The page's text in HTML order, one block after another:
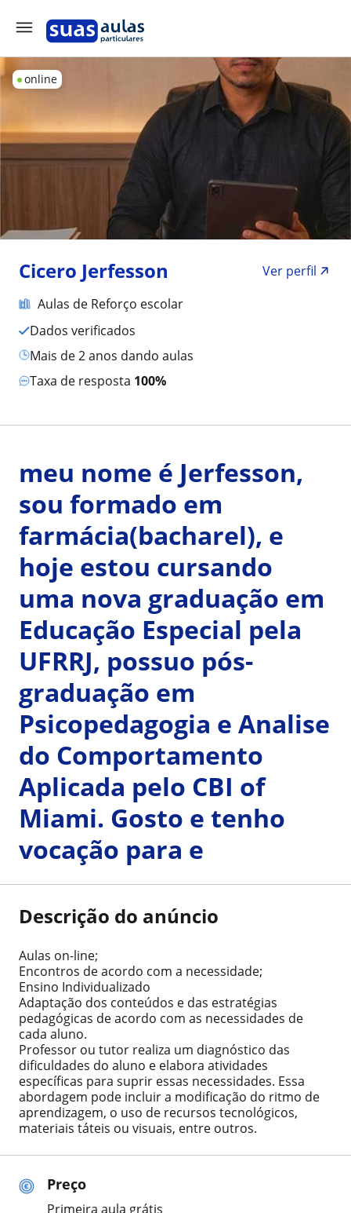
online
Cicero Jerfesson
Ver perfil
Aulas de Reforço escolar
Dados verificados
mais de 2 anos dando aulas
Taxa de resposta 100%
Preço
Primeira aula grátis
meu nome é Jerfesson,
sou formado em
farmácia(bacharel), e
hoje estou cursando
uma nova graduação em
Educação Especial pela
UFRRJ, possuo pós-
graduação em
Psicopedagogia e Analise
do Comportamento
Aplicada pelo CBI of
Miami. Gosto e tenho
vocação para e
Descrição do anúncio
Aulas on-line;
Encontros de acordo com a necessidade;
Ensino Individualizado
Adaptação dos conteúdos e das estratégias
pedagógicas de acordo com as necessidades de
cada aluno.
Professor ou tutor realiza um diagnóstico das
dificuldades do aluno e elabora atividades
específicas para suprir essas necessidades. Essa
abordagem pode incluir a modificação do ritmo de
aprendizagem, o uso de recursos tecnológicos,
materiais táteis ou visuais, entre outros.